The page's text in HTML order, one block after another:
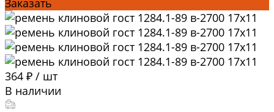
Заказать
364 ₽ / шт
В наличии